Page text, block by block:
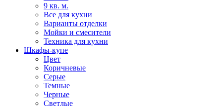
9 кв. м.
Все для кухни
Варианты отделки
Мойки и смесители
Техника для кухни
Шкафы-купе
Цвет
Коричневые
Серые
Темные
Черные
Светлые